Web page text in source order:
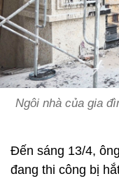
Ngôi nhà của gia
Đến sáng 13/4,
đang thi công bị